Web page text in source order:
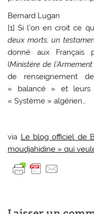
Bernard Lugan
[1] Si l’on en croit ce
deux morts, un
donné aux Français
(Ministère de
de renseignement
« balancé » et leurs
« Système » algérien…
via Le blog officiel de
moudjahidine » qui